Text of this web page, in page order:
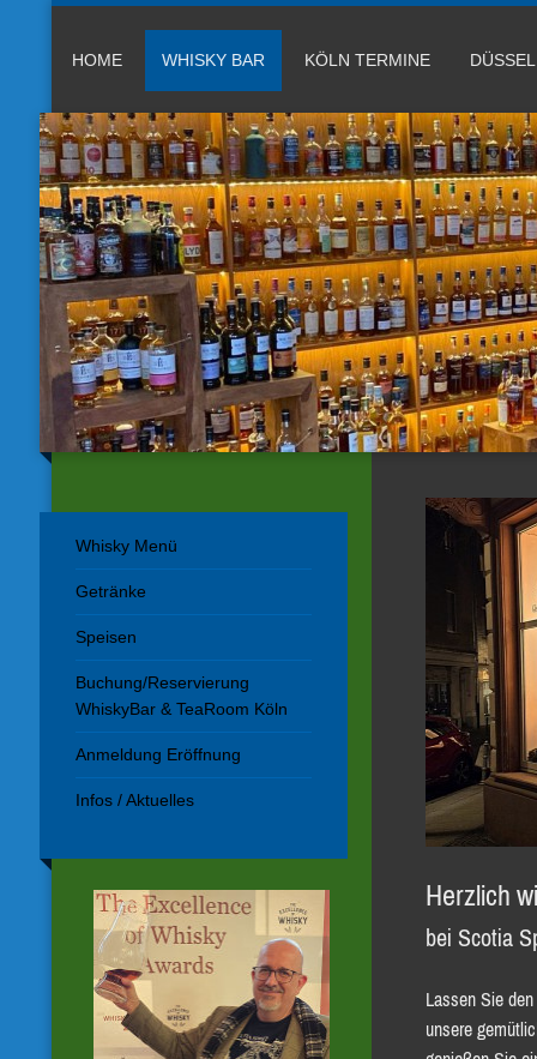
HOME WHISKY BAR KÖLN TERMINE
Herzlich
bei Scotia
Lassen Sie
unsere
Whisky Menü
Getränke
Speisen
Buchung/Reservierung
WhiskyBar & TeaRoom Köln
Anmeldung Eröffnung
Infos / Aktuelles